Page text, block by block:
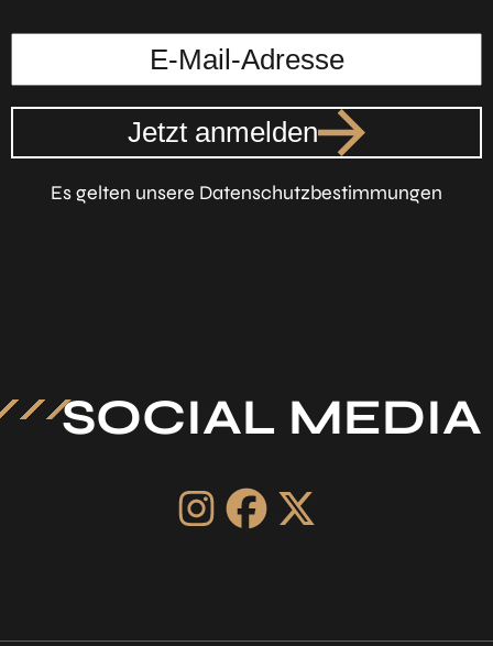
Jetzt anmelden
Es gelten unsere Datenschutzbestimmungen
SOCIAL MEDIA